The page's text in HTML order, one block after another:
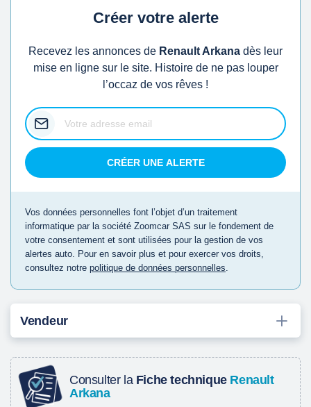
Créer votre alerte
Recevez les annonces de Renault Arkana dès leur
mise en ligne sur le site. Histoire de ne pas louper
l’occaz de vos rêves !
CRÉER UNE ALERTE
Vos données personnelles font l’objet d’un traitement
informatique par la société Zoomcar SAS sur le fondement de
votre consentement et sont utilisées pour la gestion de vos
alertes auto. Pour en savoir plus et pour exercer vos droits,
consultez notre politique de données personnelles.
Vendeur
Consulter la Fiche technique Renault
Arkana